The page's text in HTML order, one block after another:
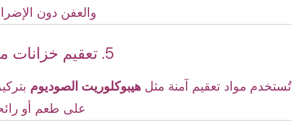
والعفن دون
5. تعقيم خزانات مياه الشرب
تُستخدم مواد تعقيم آمنة مثلهيبوكلوريت الصوديوم
على طعم أو